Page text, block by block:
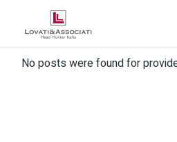
No posts were found for